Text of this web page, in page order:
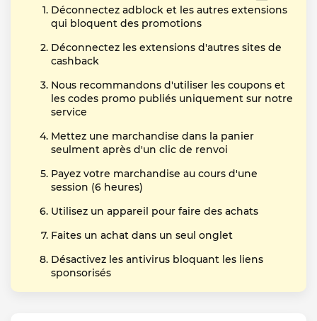
Déconnectez adblock et les autres extensions
qui bloquent des promotions
Déconnectez les extensions d'autres sites de
cashback
Nous recommandons d'utiliser les coupons et
les codes promo publiés uniquement sur notre
service
Mettez une marchandise dans la panier
seulment après d'un clic de renvoi
Payez votre marchandise au cours d'une
session (6 heures)
Utilisez un appareil pour faire des achats
Faites un achat dans un seul onglet
Désactivez les antivirus bloquant les liens
sponsorisés